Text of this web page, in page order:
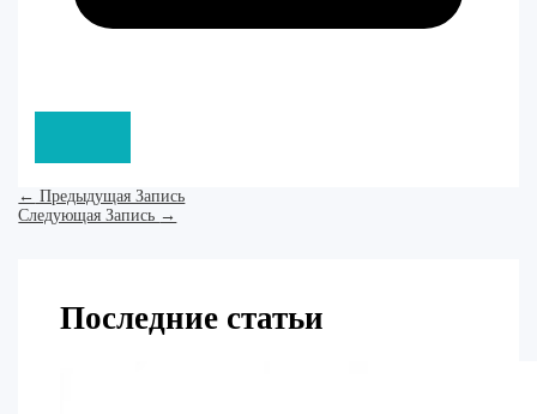
← Предыдущая Запись
Следующая Запись →
Последние статьи